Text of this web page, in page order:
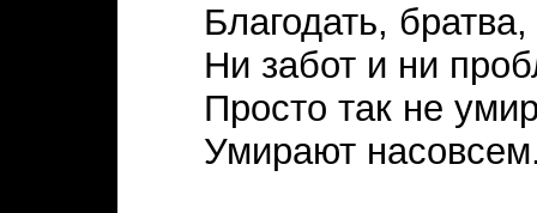
Благодать,
Ни забот и ни
Просто так не
Умирают